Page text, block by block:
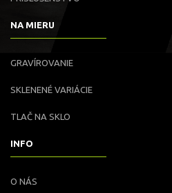
NA MIERU
GRAVÍROVANIE
SKLENENÉ VARIÁCIE
TLAČ NA SKLO
INFO
O NÁS